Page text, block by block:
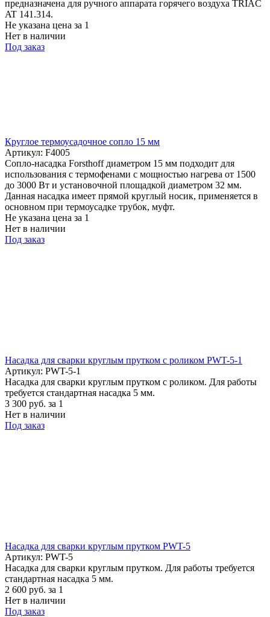
предназначена для ручного аппарата горячего воздуха TRIAC
AT 141.314.
Не указана цена за 1
Нет в наличии
Под заказ
Круглое термоусадочное сопло 15 мм
Артикул: F4005
Сопло-насадка Forsthoff диаметром 15 мм подходит для
использования с термофенами с мощностью нагрева от 1500
до 3000 Вт и установочной площадкой диаметром 32 мм.
Данная насадка имеет прямой круглый носик, применяется в
основном при термоусадке трубок, муфт.
Не указана цена за 1
Нет в наличии
Под заказ
Насадка для сварки круглым прутком с роликом PWT-5-1
Артикул: PWT-5-1
Насадка для сварки круглым прутком с роликом. Для работы
требуется стандартная насадка 5 мм.
3 300 руб. за 1
Нет в наличии
Под заказ
Насадка для сварки круглым прутком PWT-5
Артикул: PWT-5
Насадка для сварки круглым прутком. Для работы требуется
стандартная насадка 5 мм.
2 600 руб. за 1
Нет в наличии
Под заказ